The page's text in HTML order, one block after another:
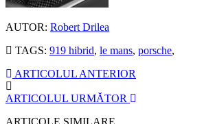
AUTOR: Robert Drilea
TAGS: 919 hibrid, le mans, porsche,
ARTICOLUL ANTERIOR
ARTICOLUL URMĂTOR
ARTICOLE SIMILARE